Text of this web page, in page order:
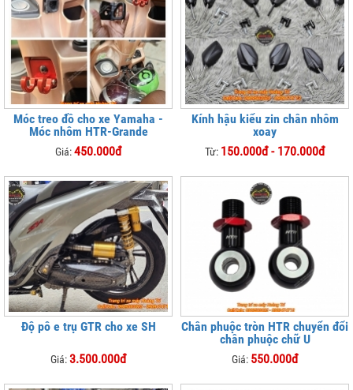
Móc treo đồ cho xe Yamaha -
Móc nhôm HTR-Grande
Giá:450.000đ
Kính hậu kiểu zin chân nhôm
xoay
Từ: 150.000đ - 170.000đ
Độ pô e trụ GTR cho xe SH
Giá:3.500.000đ
Chân phuộc tròn HTR chuyển đổi
chân phuộc chữ U
Giá: 550.000đ